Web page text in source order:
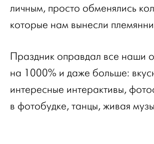
личным, просто обменялись
которые нам вынесли
Праздник оправдал все наши
на 1000% и даже больше:
интересные интерактивы,
в фотобудке, танцы, живая